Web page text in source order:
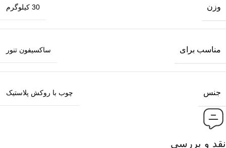
وزن 30 کیلوگرم
مناسب برای ساکسیفون تنور
جنس چوب با روکش پلاستیک
نقد و بررسی